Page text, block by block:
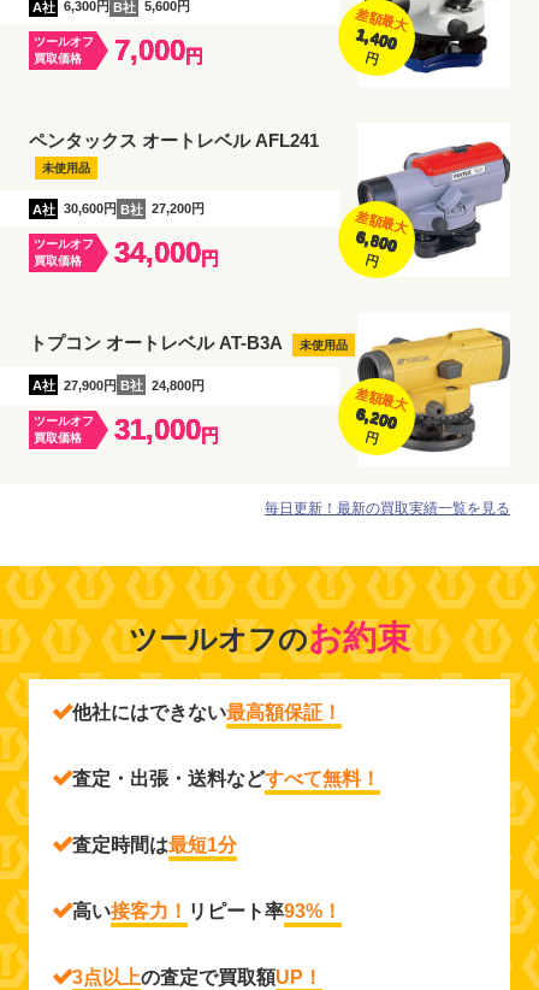
A社 6,300円 B社 5,600円
ツールオフ
買取価格
7,000円
差額最大
1,400
円
ペンタックス オートレベル AFL241
未使用品
A社 30,600円 B社 27,200円
ツールオフ
買取価格
34,000円
差額最大
6,800
円
トプコン オートレベル AT-B3A 未使用品
A社 27,900円 B社 24,800円
ツールオフ
買取価格
31,000円
差額最大
6,200
円
毎日更新！最新の買取実績一覧を見る
ツールオフのお約束
他社にはできない最高額保証！
査定・出張・送料などすべて無料！
査定時間は最短1分
高い接客力！ リピート率93%！
3点以上の査定で買取額UP！